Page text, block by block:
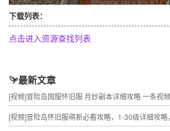
下载列表：
点击进入资源查找列表
最新文章
[视频]冒险岛国服怀旧服 月妙副本详细攻略 一条视频
[视频]冒险岛怀旧服萌新必看攻略，1-30级详细攻略